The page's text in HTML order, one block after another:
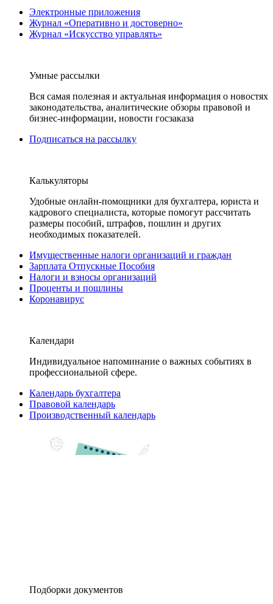
Электронные приложения
Журнал «Оперативно и достоверно»
Журнал «Искусство управлять»
Умные рассылки
Вся самая полезная и актуальная информация о новостях
законодательства, аналитические обзоры правовой и
бизнес-информации, новости госзаказа
Подписаться на рассылку
Калькуляторы
Удобные онлайн-помощники для бухгалтера, юриста и
кадрового специалиста, которые помогут рассчитать
размеры пособий, штрафов, пошлин и других
необходимых показателей.
Имущественные налоги организаций и граждан
Зарплата Отпускные Пособия
Налоги и взносы организаций
Проценты и пошлины
Коронавирус
Календари
Индивидуальное напоминание о важных событиях в
профессиональной сфере.
Календарь бухгалтера
Правовой календарь
Производственный календарь
Подборки документов